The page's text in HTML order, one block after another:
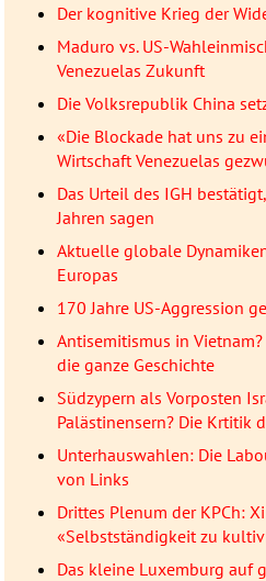
Der kognitive Krieg der
Maduro vs. US-
Venezuelas Zukunft
Die Volksrepublik China
«Die Blockade hat uns zu
Wirtschaft Venezuelas
Das Urteil des IGH
Jahren sagen
Aktuelle globale
Europas
170 Jahre US-Aggression
Antisemitismus in
die ganze Geschichte
Südzypern als Vorposten
Palästinensern? Die Krtitik
Unterhauswahlen: Die
von Links
Drittes Plenum der KPCh:
«Selbstständigkeit zu
Das kleine Luxemburg auf